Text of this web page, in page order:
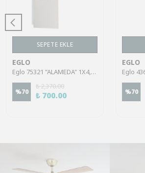
SEPETE EKLE
EGLO
Eglo 75321 "ALAMEDA" 1X4,5W Çelik Nikel Mat Sıva Üstü Spot
%70
₺ 2,370.00
₺ 700.00
EGLO
%70